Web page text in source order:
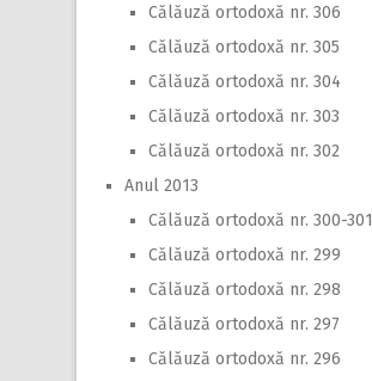
Călăuză ortodoxă nr. 306
Călăuză ortodoxă nr. 305
Călăuză ortodoxă nr. 304
Călăuză ortodoxă nr. 303
Călăuză ortodoxă nr. 302
Anul 2013
Călăuză ortodoxă nr. 300-301
Călăuză ortodoxă nr. 299
Călăuză ortodoxă nr. 298
Călăuză ortodoxă nr. 297
Călăuză ortodoxă nr. 296